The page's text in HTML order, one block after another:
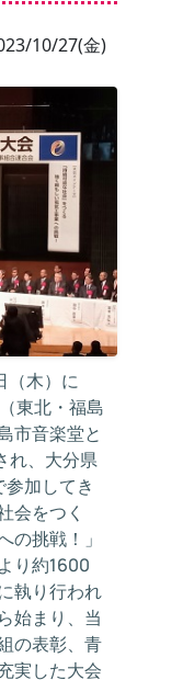
10/27(金)
（木）に
東北・福島
市音楽堂と
れ、大分県
加してき
会をつく
挑戦！」
り約1600
執り行われ
始まり、当
の表彰、青
実した大会